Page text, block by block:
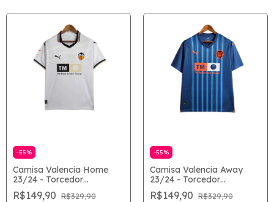
-55%
Camisa Valencia Home
23/24 - Torcedor
Masculina - Branco
R$149,90 R$329,90
-55%
Camisa Valencia Away
23/24 - Torcedor
Masculina - Azul
R$149,90 R$329,90